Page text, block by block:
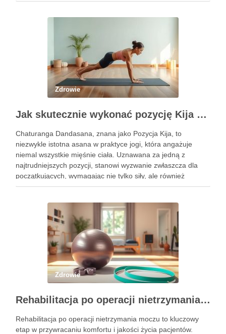
Zdrowie
Jak skutecznie wykonać pozycję Kija w jodze? Przewodnik krok po kroku
Chaturanga Dandasana, znana jako Pozycja Kija, to
niezwykle istotna asana w praktyce jogi, która angażuje
niemal wszystkie mięśnie ciała. Uznawana za jedną z
najtrudniejszych pozycji, stanowi wyzwanie zwłaszcza dla
początkujących, wymagając nie tylko siły, ale również
precyzyjnego ustawienia ciała. Właściwe wykonanie tej
Zdrowie
Rehabilitacja po operacji nietrzymania moczu – kluczowe informacje i ćwiczenia
Rehabilitacja po operacji nietrzymania moczu to kluczowy
etap w przywracaniu komfortu i jakości życia pacjentów.